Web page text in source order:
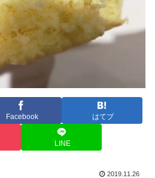
Facebook はてブ
LINE
2019.11.26